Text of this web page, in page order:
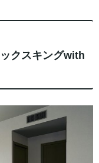
クスキングwith